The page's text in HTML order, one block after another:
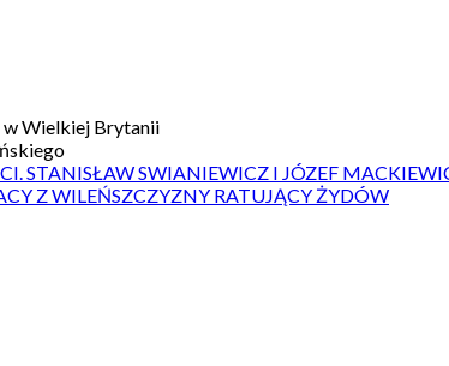
w Wielkiej Brytanii
STANISŁAW SWIANIEWICZ I JÓZEF
Z WILEŃSZCZYZNY RATUJĄCY ŻYDÓW